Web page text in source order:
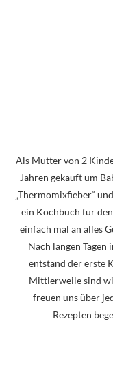
Als Mutter von 2
Jahren gekauft um
„Thermomixfieber“
ein Kochbuch für
einfach mal an alles
Nach langen
entstand der erste
Mittlerweile sind
freuen uns über
Rezepten